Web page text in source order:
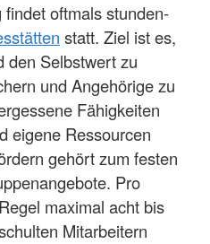
oftmals stunden-
statt. Ziel ist es,
den Selbstwert zu
und Angehörige zu
Fähigkeiten
eigene Ressourcen
gehört zum festen
Pro
maximal acht bis
Mitarbeitern